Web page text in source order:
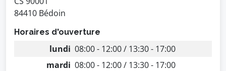
84410 Bédoin
Horaires d'ouverture
lundi 08:00 - 12:00 / 13:30 - 17:00
mardi 08:00 - 12:00 / 13:30 - 17:00